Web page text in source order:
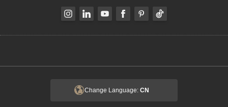
Change Language: CN